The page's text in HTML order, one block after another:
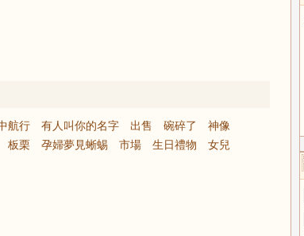
航行 有人叫你的名字 出售 碗碎了
神像
板栗 孕婦夢見蜥蜴 市場 生日禮物
女兒